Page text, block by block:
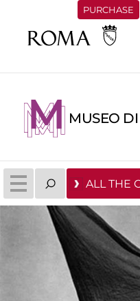
PURCHASE
MUSEO
ALL THE